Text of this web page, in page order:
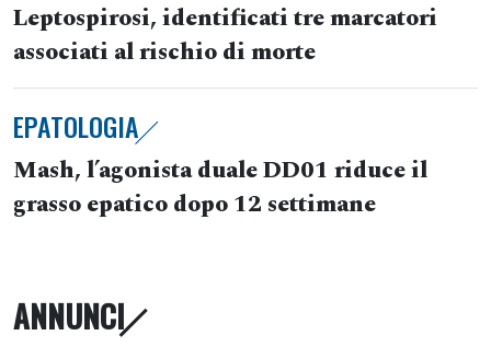
Leptospirosi, identificati tre marcatori
associati al rischio di morte
EPATOLOGIA
Mash, l’agonista duale DD01 riduce il
grasso epatico dopo 12 settimane
ANNUNCI